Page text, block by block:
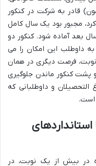
قادر به شرکت در کنکور
مجبور بود یک سال کامل
بعد آماده شود. کنکور دو
داوطلب این امکان را می
فرصت دیگری در همان
پشت کنکور ماندن جلوگیری
و داوطلبانی که
است.
در بیش از یک نوبت، در